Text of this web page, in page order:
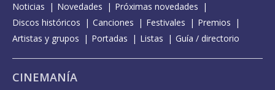
Noticias Novedades
Próximas novedades
Discos históricos
Canciones Festivales
Premios
Artistas y grupos
Portadas Listas Guía / directorio
CINEMANÍA